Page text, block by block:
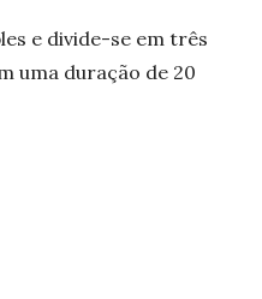
e divide-se em três
uma duração de 20